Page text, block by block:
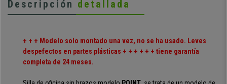
Descripción detallada
+ + + Modelo solo montado una vez, no se ha usado. Leves
despefectos en partes plásticas + + + + + + tiene garantía
completa de 24 meses.